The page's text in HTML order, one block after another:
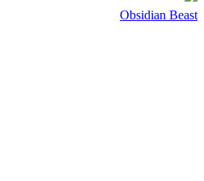
Obsidian Beast